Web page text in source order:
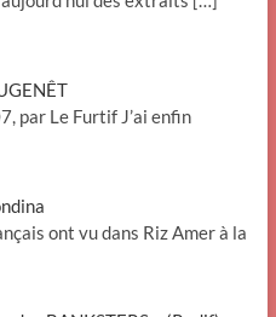
par Le Furtif J’ai enfin
ont vu dans Riz Amer à la